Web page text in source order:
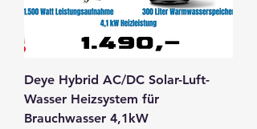
Deye Hybrid AC/DC Solar-Luft-
Wasser Heizsystem für
Brauchwasser 4,1kW